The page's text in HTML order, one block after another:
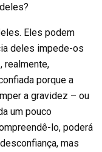
Eles podem
deles impede-os
realmente,
porque a
a gravidez – ou
um pouco
lo, poderá
mas